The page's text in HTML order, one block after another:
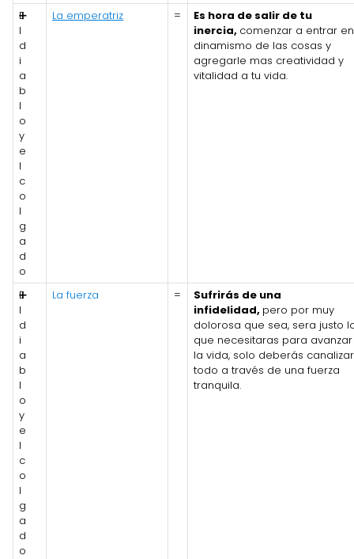
E
l
d
i
a
b
l
o
y
e
l
c
o
l
g
a
d
o
➕ La emperatriz =
Es hora de salir de tu
inercia, comenzar a entrar
dinamismo de las cosas y
agregarle mas creatividad y
vitalidad a tu vida.
E
l
d
i
a
b
l
o
y
e
l
c
o
l
g
a
d
o
➕ La fuerza =
Sufrirás de una
infidelidad, pero por muy
dolorosa que sea, sera justo
que necesitaras para
la vida, solo deberás canalizar
todo a través de una fuerza
tranquila.